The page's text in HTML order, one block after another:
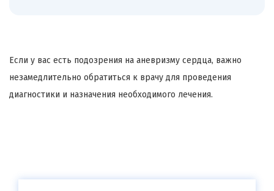
Если у вас есть подозрения на аневризму сердца, важно
незамедлительно обратиться к врачу для проведения
диагностики и назначения необходимого лечения.